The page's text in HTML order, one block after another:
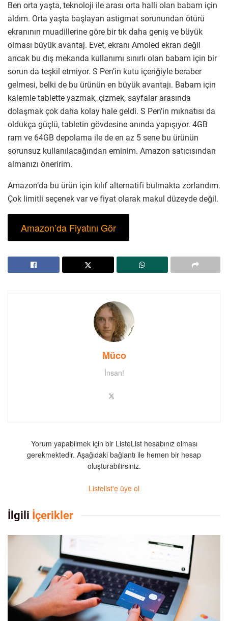
Ben orta yaşta, teknoloji ile arası orta halli olan babam için
aldım. Orta yaşta başlayan astigmat sorunundan ötürü
ekranının muadillerine göre bir tık daha geniş ve büyük
olması büyük avantaj. Evet, ekranı Amoled ekran değil
ancak bu dış mekanda kullanımı sınırlı olan babam için bir
sorun da teşkil etmiyor. S Pen’in kutu içeriğiyle beraber
gelmesi, belki de bu ürünün en büyük avantajı. Babam için
kalemle tablette yazmak, çizmek, sayfalar arasında
dolaşmak çok daha kolay hale geldi. S Pen’in mıknatısı da
oldukça güçlü, tabletin gövdesine anında yapışıyor. 4GB
ram ve 64GB depolama ile de en az 5 sene bu ürünün
sorunsuz kullanılacağından eminim. Amazon satıcısından
almanızı öneririm.
Amazon’da bu ürün için kılıf alternatifi bulmakta zorlandım.
Çok limitli seçenek var ve fiyat olarak makul düzeyde değil.
Amazon’da Fiyatını Gör
Müco
İnsan!
Yorum yapabilmek için bir ListeList hesabınız olması
gerekmektedir. Aşağıdaki bağlantı ile hemen bir hesap
oluşturabilirsiniz.
Listelist'e üye ol
İlgili İçerikler